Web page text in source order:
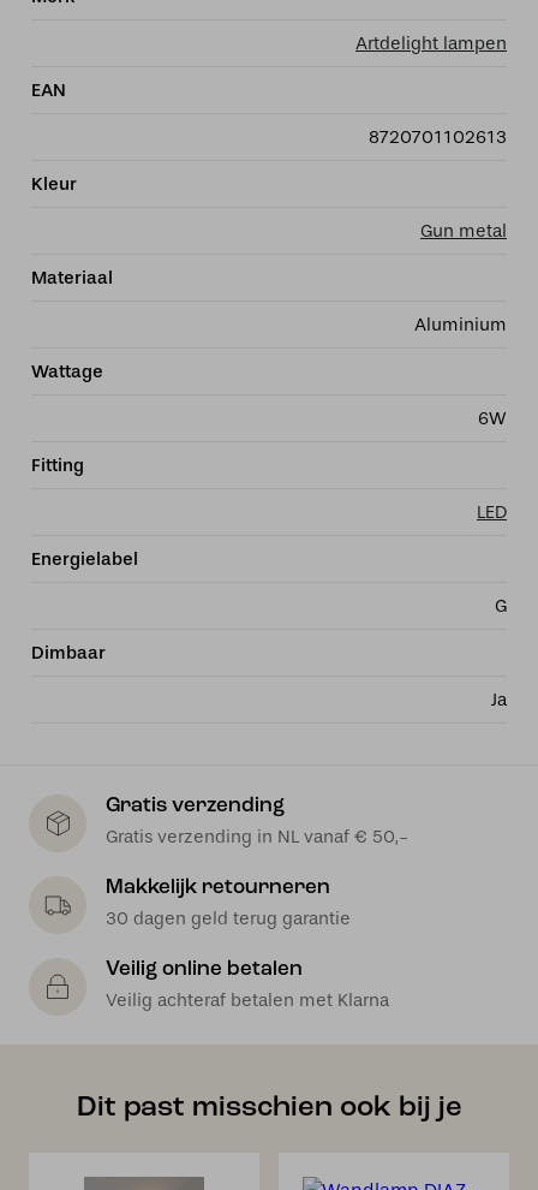
Artdelight lampen
EAN
8720701102613
Kleur
Gun metal
Materiaal
Aluminium
Wattage
6W
Fitting
LED
Energielabel
G
Dimbaar
Ja
Gratis verzending
Gratis verzending in NL vanaf € 50,-
Makkelijk retourneren
30 dagen geld terug garantie
Veilig online betalen
Veilig achteraf betalen met Klarna
Dit past misschien ook bij je